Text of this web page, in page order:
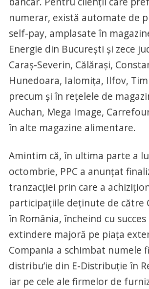
numerar, există automate de
self-pay, amplasate în
Energie din București și zece
Caraș-Severin, Călărași,
Hunedoara, Ialomița, Ilfov,
precum și în rețelele de
Auchan, Mega Image,
în alte magazine alimentare.
Amintim că, în ultima parte a
octombrie, PPC a anunțat
tranzacției prin care a
participațiile deținute de către
în România, încheind cu
extindere majoră pe piața
Compania a schimbat numele
distribu’ie din E-Distribuție în
iar pe cele ale firmelor de